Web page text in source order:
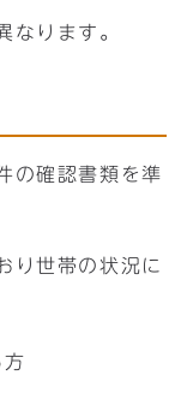
なります。
の確認書類を準
り世帯の状況に
方